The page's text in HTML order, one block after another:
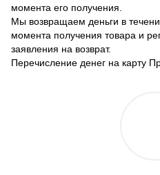
момента его получения.
Мы возвращаем деньги в
момента получения товара и
заявления на возврат.
Перечисление денег на карту